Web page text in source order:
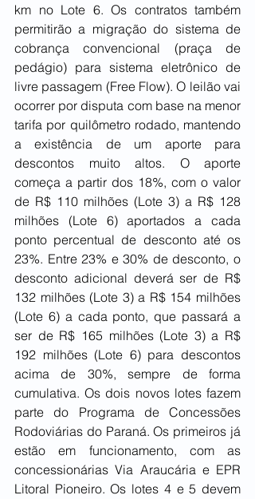
km no Lote 6. Os contratos também
permitirão a migração do sistema de
cobrança convencional (praça de
pedágio) para sistema eletrônico de
livre passagem (Free Flow). O leilão vai
ocorrer por disputa com base na menor
tarifa por quilômetro rodado, mantendo
a existência de um aporte para
descontos muito altos. O aporte
começa a partir dos 18%, com o valor
de R$ 110 milhões (Lote 3) a R$ 128
milhões (Lote 6) aportados a cada
ponto percentual de desconto até os
23%. Entre 23% e 30% de desconto, o
desconto adicional deverá ser de R$
132 milhões (Lote 3) a R$ 154 milhões
(Lote 6) a cada ponto, que passará a
ser de R$ 165 milhões (Lote 3) a R$
192 milhões (Lote 6) para descontos
acima de 30%, sempre de forma
cumulativa. Os dois novos lotes fazem
parte do Programa de Concessões
Rodoviárias do Paraná. Os primeiros já
estão em funcionamento, com as
concessionárias Via Araucária e EPR
Litoral Pioneiro. Os lotes 4 e 5 devem